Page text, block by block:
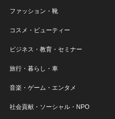
ファッション・靴
コスメ・ビューティー
ビジネス・教育・セミナー
旅行・暮らし・車
音楽・ゲーム・エンタメ
社会貢献・ソーシャル・NPO